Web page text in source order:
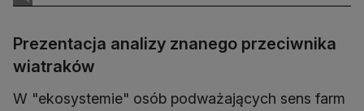
Prezentacja analizy znanego przeciwnika
wiatraków
W "ekosystemie" osób podważających sens farm